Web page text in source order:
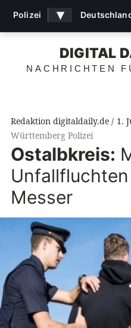
DIGITAL
NACHRICHTEN
Redaktion digitaldaily.de 1.
Württemberg Polizei
Ostalbkreis:
Messer
Polizei ▾